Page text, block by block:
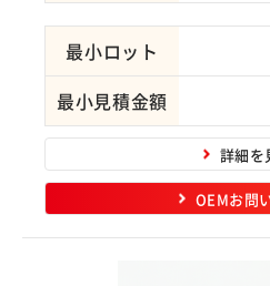
最小ロット
最小見積金額
詳細を
OEMお問